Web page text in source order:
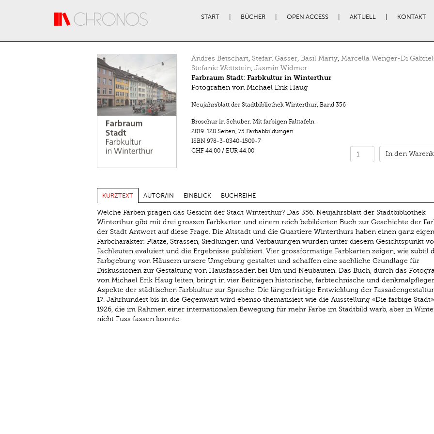
START BÜCHER OPEN ACCESS AKTUELL KONTAKT
Andres Betschart, Stefan Gasser, Basil Marty, Marcella Wenger-Di
Stefanie Wettstein, Jasmin Widmer
Farbraum Stadt: Farbkultur in Winterthur
Fotografien von Michael Erik Haug
Neujahrsblatt der Stadtbibliothek Winterthur, Band 356
Broschur in Schuber. Mit farbigen Falttafeln
2019. 120 Seiten, 75 Farbabbildungen
ISBN 978-3-0340-1509-7
CHF 44.00/ EUR 44.00 In den
KURZTEXT AUTOR/IN EINBLICK BUCHREIHE
Welche Farben prägen das Gesicht der Stadt Winterthur? Das 356. Neujahrsblatt der Stadtbibliothek
Winterthur gibt mit drei grossen Farbkarten und einem reich bebilderten Buch zur Geschichte der
der Stadt Antwort auf diese Frage. Die Altstadt und die Quartiere Winterthurs ha­ben einen ganz
Farbcharakter: Plätze, Strassen, Siedlungen und Verbauungen wurden unter diesem Gesichtspunkt
Fachleu­ten evaluiert und die Ergebnisse publiziert. Vier grossformatige Farbkarten zeigen, wie subtil
Farbgebung von Häusern unsere Umgebung gestaltet und schaffen eine sachliche Grundlage für
Diskussionen zur Gestaltung von Hausfassaden bei Um­ und Neubauten. Das Buch, durch das
von Michael Erik Haug leiten, bringt in vier Beiträgen historische, farbtechnische und
Aspekte der städtischen Farbkultur zur Sprache. Die längerfristige Entwicklung der
17. Jahrhundert bis in die Gegenwart wird ebenso thematisiert wie die Ausstellung «Die farbige
1926, die im Rahmen einer internationalen Bewegung für mehr Farbe im Stadtbild warb, aber in
nicht Fuss fassen konnte.